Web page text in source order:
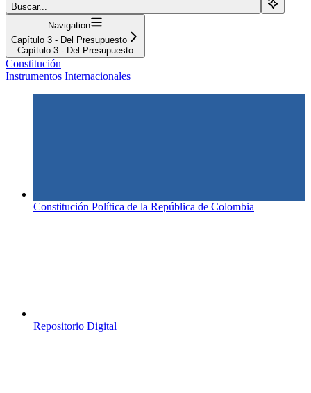
Buscar...
Navigation
Capítulo 3 - Del Presupuesto
Capítulo 3 - Del Presupuesto
Constitución
Instrumentos Internacionales
Constitución Política de la República de Colombia
Repositorio Digital